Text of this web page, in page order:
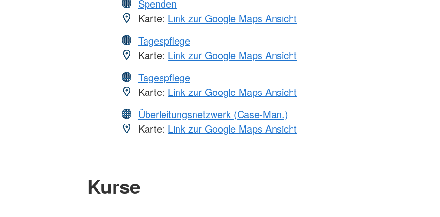
Spenden
Karte: Link zur Google Maps Ansicht
Tagespflege
Karte: Link zur Google Maps Ansicht
Tagespflege
Karte: Link zur Google Maps Ansicht
Überleitungsnetzwerk (Case-Man.)
Karte: Link zur Google Maps Ansicht
Kurse